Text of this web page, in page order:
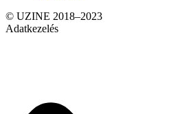
© UZINE 2018–2023
Adatkezelés